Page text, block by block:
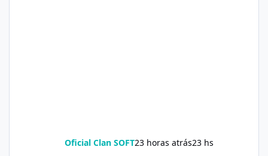
Oficial Clan SOFT23 horas atrás23 hs